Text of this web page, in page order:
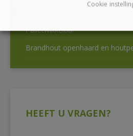
Palletwikkelaar
Brandhout openhaard en
HEEFT U VRAGEN?
Cookie